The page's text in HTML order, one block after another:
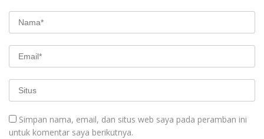
Simpan nama, email, dan situs web saya pada peramban ini
untuk komentar saya berikutnya.